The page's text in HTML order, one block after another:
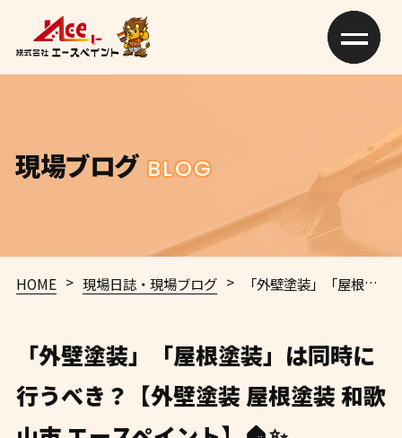
現場ブログ BLOG
HOME > 現場日誌・現場ブログ > 「外壁塗装」「屋根塗装」は同時に行うべき？【外壁塗装 屋根塗装 和歌山市 エースペイント】🏠✨
「外壁塗装」「屋根塗装」は同時に
行うべき？【外壁塗装 屋根塗装 和歌